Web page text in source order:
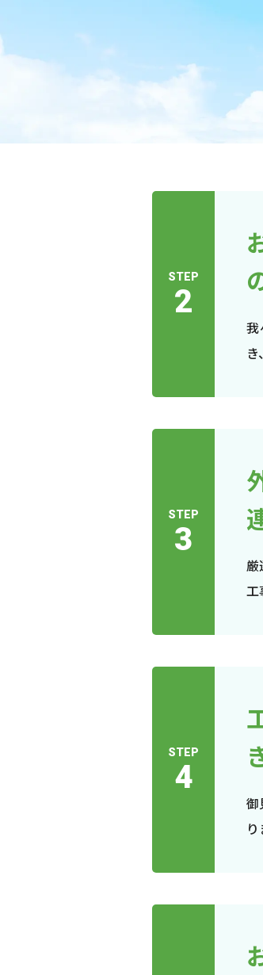
STEP
2
我
STEP
3
厳
工
STEP
4
御
り